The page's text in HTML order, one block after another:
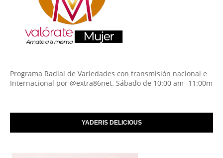
Programa Radial de Variedades con transmisión nacional e
Internacional por @extra86net. Sábado de 10:00 am -11:00m
YADERIS DELICIOUS